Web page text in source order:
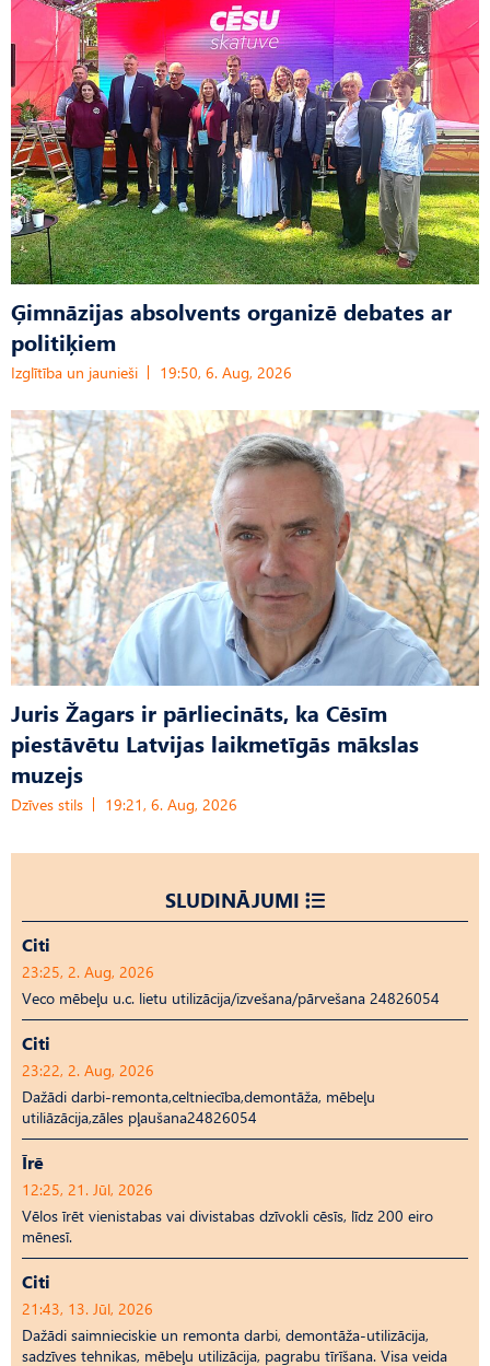
Ģimnāzijas absolvents organizē debates ar
politiķiem
Izglītība un jaunieši 19:50, 6. Aug, 2026
Juris Žagars ir pārliecināts, ka Cēsīm
piestāvētu Latvijas laikmetīgās mākslas
muzejs
Dzīves stils 19:21, 6. Aug, 2026
SLUDINĀJUMI
Citi
23:25, 2. Aug, 2026
Veco mēbeļu u.c. lietu utilizācija/izvešana/pārvešana 24826054
Citi
23:22, 2. Aug, 2026
Dažādi darbi-remonta,celtniecība,demontāža, mēbeļu
utiliāzācija,zāles pļaušana24826054
Īrē
12:25, 21. Jūl, 2026
Vēlos īrēt vienistabas vai divistabas dzīvokli cēsīs, līdz 200 eiro
mēnesī.
Citi
21:43, 13. Jūl, 2026
Dažādi saimnieciskie un remonta darbi, demontāža-utilizācija,
sadzīves tehnikas, mēbeļu utilizācija, pagrabu tīrīšana. Visa veida